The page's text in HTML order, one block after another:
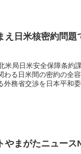
え日米核密約問題
米局日米安全保障条約
わる日米間の密約の全
外務省交渉を日本平和
やまがたニュース